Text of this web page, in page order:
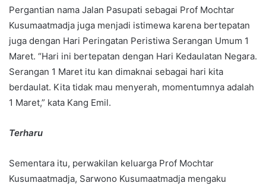
Pergantian nama Jalan Pasupati sebagai Prof Mochtar
Kusumaatmadja juga menjadi istimewa karena bertepatan
juga dengan Hari Peringatan Peristiwa Serangan Umum 1
Maret. “Hari ini bertepatan dengan Hari Kedaulatan Negara.
Serangan 1 Maret itu kan dimaknai sebagai hari kita
berdaulat. Kita tidak mau menyerah, momentumnya adalah
1 Maret,” kata Kang Emil.
Terharu
Sementara itu, perwakilan keluarga Prof Mochtar
Kusumaatmadja, Sarwono Kusumaatmadja mengaku